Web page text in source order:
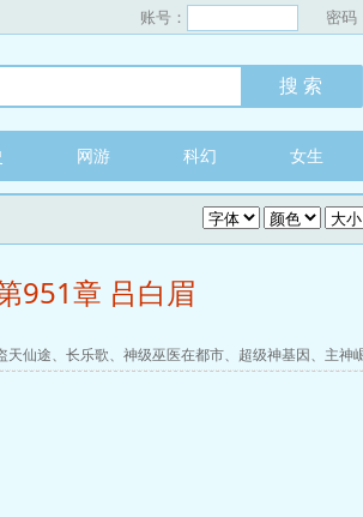
账号： 密码
网游 科幻 女生
951章 吕白眉
天仙途、 长乐歌、 神级巫医在都市、 超级神基因、 主神